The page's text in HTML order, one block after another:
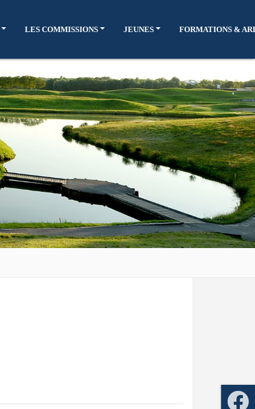
LES COMMISSIONS JEUNES FORMATIONS &